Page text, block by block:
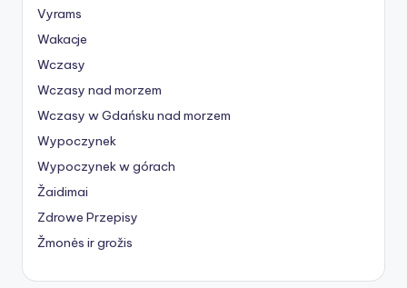
Vyrams
Wakacje
Wczasy
Wczasy nad morzem
Wczasy w Gdańsku nad morzem
Wypoczynek
Wypoczynek w górach
Žaidimai
Zdrowe Przepisy
Žmonės ir grožis